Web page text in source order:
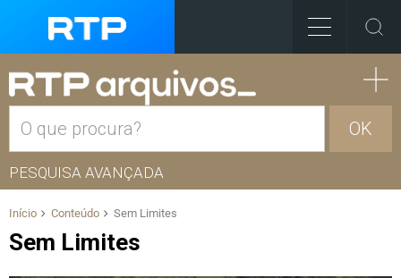
OK
PESQUISA AVANÇADA
Início Conteúdo Sem Limites
Sem Limites